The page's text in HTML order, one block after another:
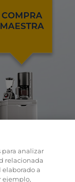
para analizar
relacionada
elaborado a
ejemplo,